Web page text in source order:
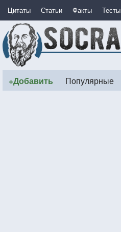
Цитаты Статьи Факты Тесты
+Добавить Популярные